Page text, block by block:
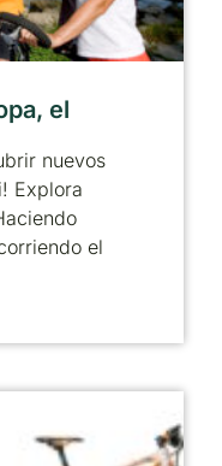
el
nuevos
Explora
el